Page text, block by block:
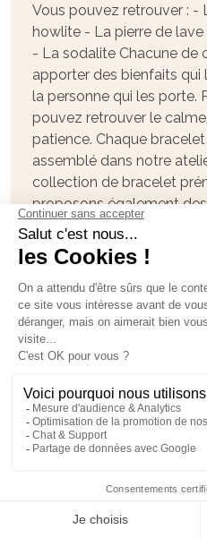
Vous pouvez retrouver : -
howlite - La pierre de lave
- La sodalite Chacune de
apporter des bienfaits
la personne qui les porte.
pouvez retrouver le
patience. Chaque
assemblé dans notre
collection de bracelet
proposons également
différentes pierres et qui
des bienfaits différents.
sur des élastiques qui
fonction du poignet. Nous
la taille M ou L pour les
aussi des bracelets avec
pouvez la choisir en
Les bracelets
Le cordon coton de nos
pour homme est
coton ou le cordon cuir il
petits nœuds. Il est